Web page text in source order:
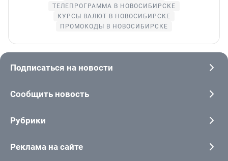
ТЕЛЕПРОГРАММА В НОВОСИБИРСКЕ
КУРСЫ ВАЛЮТ В НОВОСИБИРСКЕ
ПРОМОКОДЫ В НОВОСИБИРСКЕ
Подписаться на новости
Сообщить новость
Рубрики
Реклама на сайте